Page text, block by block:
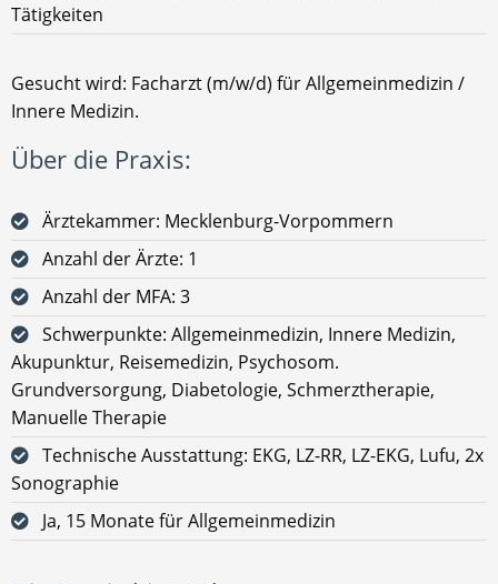
Tätigkeiten
Gesucht wird: Facharzt (m/w/d) für Allgemeinmedizin /
Innere Medizin.
Über die Praxis:
Ärztekammer: Mecklenburg-Vorpommern
Anzahl der Ärzte: 1
Anzahl der MFA: 3
Schwerpunkte: Allgemeinmedizin, Innere Medizin,
Akupunktur, Reisemedizin, Psychosom.
Grundversorgung, Diabetologie, Schmerztherapie,
Manuelle Therapie
Technische Ausstattung: EKG, LZ-RR, LZ-EKG, Lufu, 2x
Sonographie
Ja, 15 Monate für Allgemeinmedizin